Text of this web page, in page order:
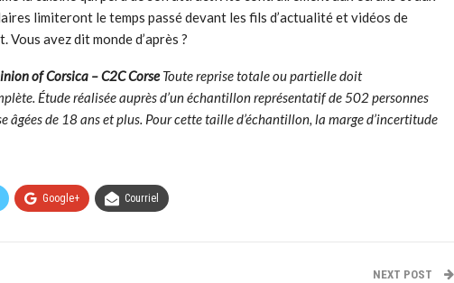
limiteront le temps passé devant les fils d’actualité et vidéos de
avez dit monde d’après ?
of Corsica – C2C CorseToute reprise totale ou partielle doit
Étude réalisée auprès d’un échantillon représentatif de 502 personnes
de 18 ans et plus. Pour cette taille d’échantillon, la marge d’incertitude
Google+ Courriel
NEXT POST